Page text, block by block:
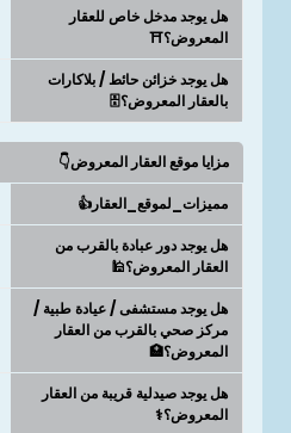
هل يوجد مدخل خاص للعقار
المعروض؟⛩️
هل يوجد خزائن حائط / بلاكارات
بالعقار المعروض؟🗄️
مزايا موقع العقار المعروض👇
مميزات_لموقع_العقار👍
هل يوجد دور عبادة بالقرب من
العقار المعروض؟🕌
هل يوجد مستشفى / عيادة طبية /
مركز صحي بالقرب من العقار
المعروض؟🏥
هل يوجد صيدلية قريبة من العقار
المعروض؟⚕️